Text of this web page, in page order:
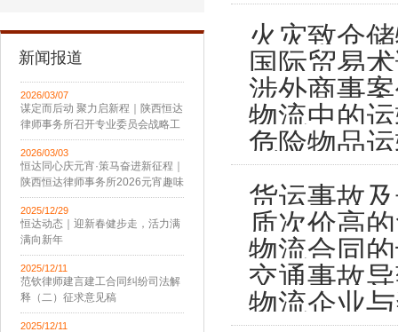
新闻报道
2026/03/07
谋定而后动 聚力启新程｜陕西恒达
律师事务所召开专业委员会战略工
作会议
2026/03/03
恒达同心庆元宵·策马奋进新征程｜
陕西恒达律师事务所2026元宵趣味
活动圆满举办
2025/12/29
恒达动态｜迎新春健步走，活力满
满向新年
2025/12/11
范钦律师建言建工合同纠纷司法解
释（二）征求意见稿
2025/12/11
火灾致仓
国际贸易
涉外商事
物流中的
危险物品
货运事故
质次价高
物流合同
交通事故
物流企业